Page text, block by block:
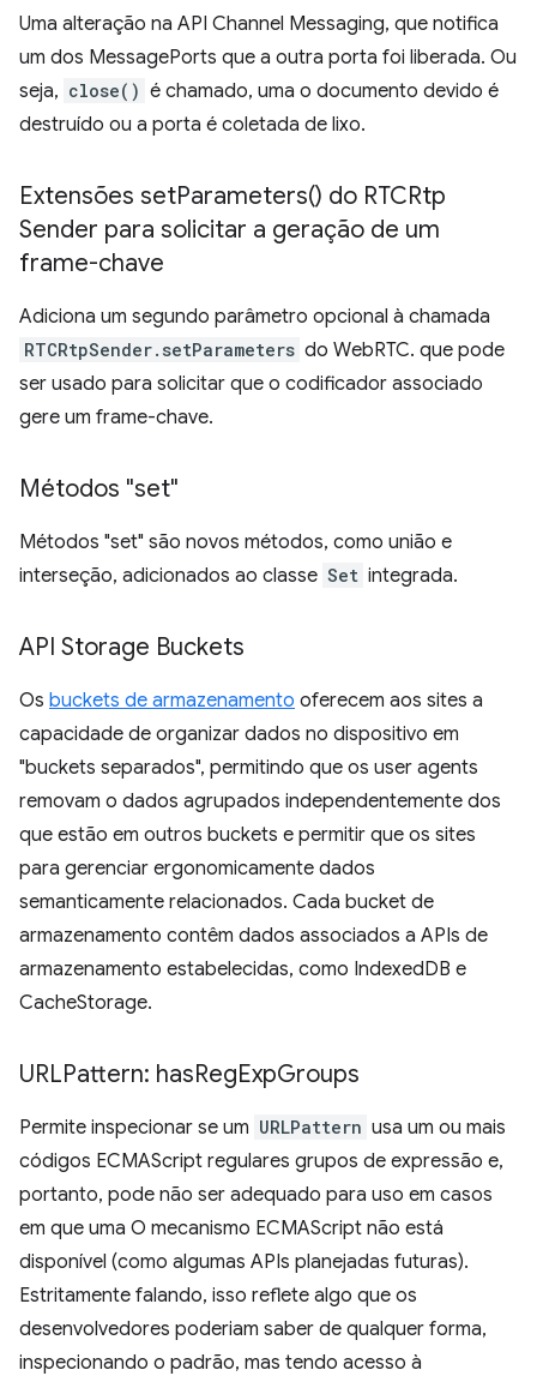
Uma alteração na API Channel Messaging, que notifica
um dos MessagePorts que a outra porta foi liberada. Ou
seja, close() é chamado, uma o documento devido é
destruído ou a porta é coletada de lixo.
Extensões setParameters() do RTCRtp
Sender para solicitar a geração de um
frame-chave
Adiciona um segundo parâmetro opcional à chamada
RTCRtpSender.setParameters do WebRTC. que pode
ser usado para solicitar que o codificador associado
gere um frame-chave.
Métodos "set"
Métodos "set" são novos métodos, como união e
interseção, adicionados ao classe Set integrada.
API Storage Buckets
Os buckets de armazenamento oferecem aos sites a
capacidade de organizar dados no dispositivo em
"buckets separados", permitindo que os user agents
removam o dados agrupados independentemente dos
que estão em outros buckets e permitir que os sites
para gerenciar ergonomicamente dados
semanticamente relacionados. Cada bucket de
armazenamento contêm dados associados a APIs de
armazenamento estabelecidas, como IndexedDB e
CacheStorage.
URLPattern: hasRegExpGroups
Permite inspecionar se um URLPattern usa um ou mais
códigos ECMAScript regulares grupos de expressão e,
portanto, pode não ser adequado para uso em casos
em que uma O mecanismo ECMAScript não está
disponível (como algumas APIs planejadas futuras).
Estritamente falando, isso reflete algo que os
desenvolvedores poderiam saber de qualquer forma,
inspecionando o padrão, mas tendo acesso à